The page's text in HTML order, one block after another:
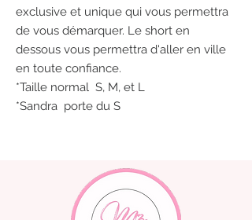
exclusive et unique qui vous permettra
de vous démarquer. Le short en
dessous vous permettra d'aller en ville
en toute confiance.
*Taille normal S, M, et L
*Sandra porte du S